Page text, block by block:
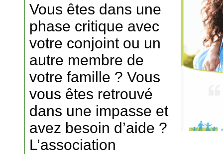
Vous êtes dans une
phase critique avec
votre conjoint ou un
autre membre de
votre famille ? Vous
vous êtes retrouvé
dans une impasse et
avez besoin d’aide ?
L’association